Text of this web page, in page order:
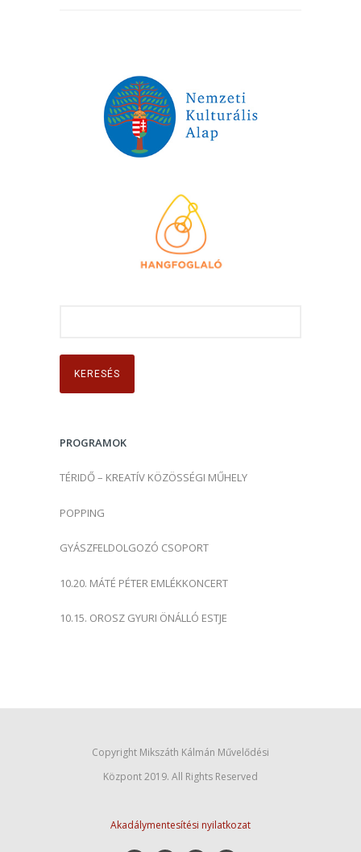
r
s
:PROGRAMOK
TÉRIDŐ – KREATÍV KÖZÖSSÉGI MŰHELY
POPPING
GYÁSZFELDOLGOZÓ CSOPORT
10.20. MÁTÉ PÉTER EMLÉKKONCERT
10.15. OROSZ GYURI ÖNÁLLÓ ESTJE
Copyright Mikszáth Kálmán Művelődési
Központ 2019. All Rights Reserved
Akadálymentesítési nyilatkozat